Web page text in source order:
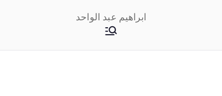
ابراهيم عبد الواحد